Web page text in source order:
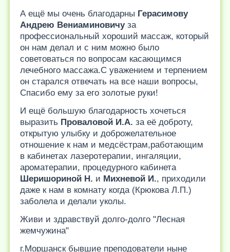
А ещё мы очень благодарны Герасимову
Андрею Вениаминовичуза
профессиональный хороший массаж, который
он нам делал и с ним можно было
советоваться по вопросам касающимся
лечебного массажа.С уважением и терпением
он старался отвечать на все наши вопросы,
Спасибо ему за его золотые руки!
И ещё большую благодарность хочеться
выразить Проваловой И.А. за её доброту,
открытую улыбку и доброжелательное
отношение к нам и медсёстрам,работающим
в кабинетах лазеротерапии, ингаляции,
ароматерапии, процедурного кабинета
Шеришориной Н. и Михневой И., приходили
даже к нам в комнату когда (Крюкова Л.П.)
заболела и делали уколы.
Живи и здравствуй долго-долго "Лесная
жемчужина"
г.Моршанск бывшие преподователи ныне